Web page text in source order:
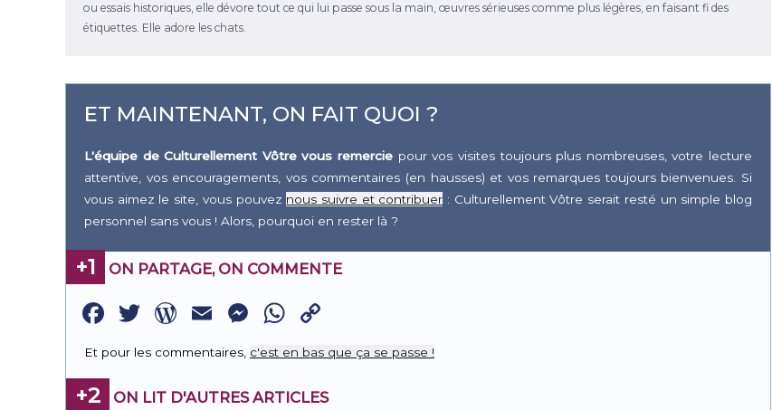
ou essais historiques, elle dévore tout ce qui lui passe sous la main, œuvres sérieuses comme plus légères, en faisant fi des
étiquettes. Elle adore les chats.
ET MAINTENANT, ON FAIT QUOI ?
L'équipe de Culturellement Vôtre vous remercie pour vos visites toujours plus nombreuses, votre lecture
attentive, vos encouragements, vos commentaires (en hausses) et vos remarques toujours bienvenues. Si
vous aimez le site, vous pouvez nous suivre et contribuer : Culturellement Vôtre serait resté un simple blog
personnel sans vous ! Alors, pourquoi en rester là ?
+1 ON PARTAGE, ON COMMENTE
Facebook
Twitter
WordPress
EmailMessenger
WhatsApp
Link
Et pour les commentaires, c'est en bas que ça se passe !
+2 ON LIT D'AUTRES ARTICLES